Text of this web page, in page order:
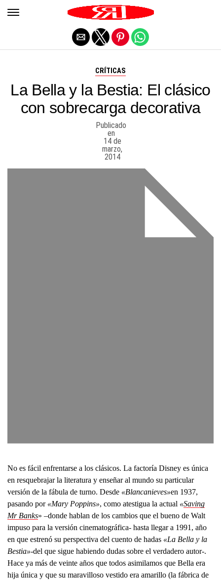
CRÍTICAS
La Bella y la Bestia: El clásico
con sobrecarga decorativa
Publicado
en
14 de
marzo,
2014
No es fácil enfrentarse a los clásicos. La factoría Disney es única
en resquebrajar la literatura y enseñar al mundo su particular
versión de la fábula de turno. Desde «Blancanieves»en 1937,
pasando por «Mary Poppins», como atestigua la actual «Saving
Mr Banks» –donde hablan de los cambios que el bueno de Walt
impuso para la versión cinematográfica- hasta llegar a 1991, año
en que estrenó su perspectiva del cuento de hadas «La Bella y la
Bestia»-del que sigue habiendo dudas sobre el verdadero autor-.
Hace ya más de veinte años que todos asimilamos que Bella era
hija única y que su maravilloso vestido era amarillo (la fábrica de
Salir de la versión móvil